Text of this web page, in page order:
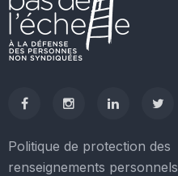
Politique de protection des
renseignements personnels